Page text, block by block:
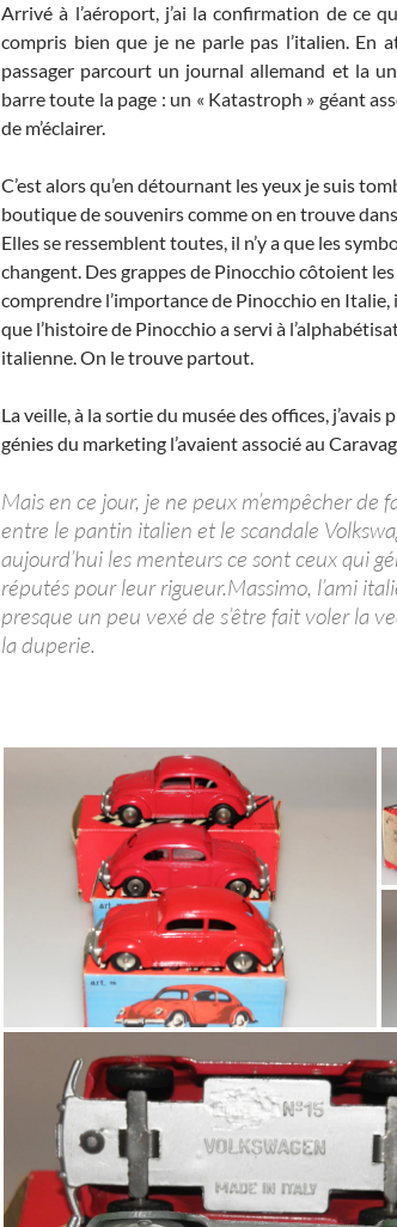
Arrivé à l’aéroport, j’ai la confirmation de ce
compris bien que je ne parle pas l’italien. En
passager parcourt un journal allemand et la
barre toute la page : un « Katastroph » géant
de m’éclairer.
C’est alors qu’en détournant les yeux je suis
boutique de souvenirs comme on en trouve
Elles se ressemblent toutes, il n’y a que les
changent. Des grappes de Pinocchio côtoient
comprendre l’importance de Pinocchio en
que l’histoire de Pinocchio a servi à
italienne. On le trouve partout.
La veille, à la sortie du musée des offices, j’avais
génies du marketing l’avaient associé au
Mais en ce jour, je ne peux m’empêcher de
entre le pantin italien et le scandale
aujourd’hui les menteurs ce sont ceux qui
réputés pour leur rigueur.Massimo, l’ami
presque un peu vexé de s’être fait voler la
la duperie.